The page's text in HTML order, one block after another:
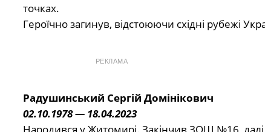
точках.
Героїчно загинув, відстоюючи східні рубежі
РЕКЛАМА
Радушинський Сергій Домінікович
02.10.1978 — 18.04.2023
Народився у Житомирі. Закінчив ЗОШ №16,